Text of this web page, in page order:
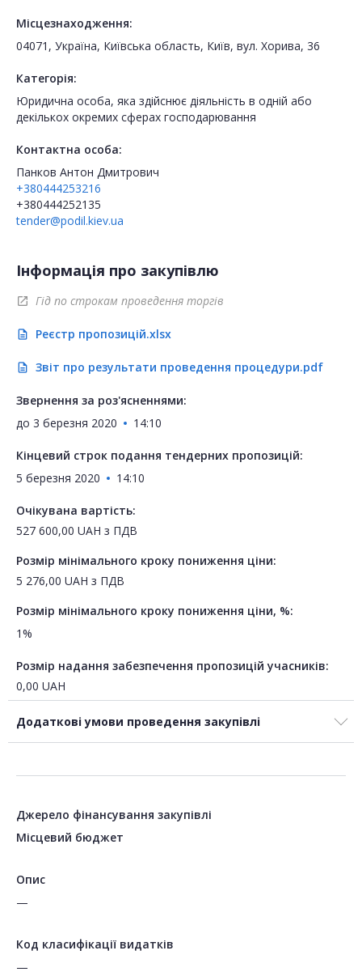
Місцезнаходження:
04071, Україна, Київська область, Київ, вул. Хорива, 36
Категорія:
Юридична особа, яка здійснює діяльність в одній або
декількох окремих сферах господарювання
Контактна особа:
Панков Антон Дмитрович
+380444253216
+380444252135
tender@podil.kiev.ua
Інформація про закупівлю
open_in_new Гід по строкам проведення торгів
description Реєстр пропозицій.xlsx
description Звіт про результати проведення процедури.pdf
Звернення за роз'ясненнями:
до 3 березня 2020 14:10
Кінцевий строк подання тендерних пропозицій:
5 березня 2020
14:10
Очікувана вартість:
527 600,00 UAH з ПДВ
Розмір мінімального кроку пониження ціни:
5 276,00 UAH з ПДВ
Розмір мінімального кроку пониження ціни, %:
1%
Розмір надання забезпечення пропозицій учасників:
0,00 UAH
Додаткові умови проведення закупівлі
Джерело фінансування закупівлі
Місцевий бюджет
Опис
—
Код класифікації видатків
—